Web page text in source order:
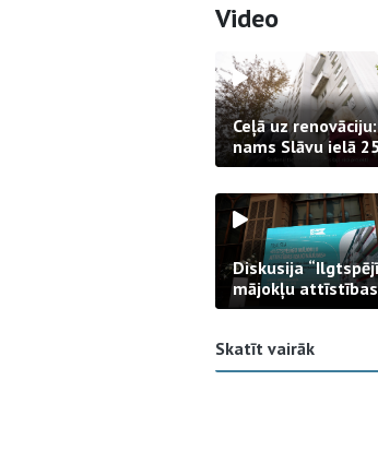
Video
Ceļā uz renovāciju:
nams Slāvu ielā
Diskusija
mājokļu attīstības
izaicinājums”
Skatīt vairāk